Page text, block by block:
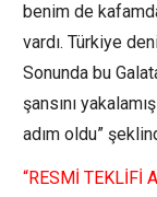
benim de
vardı. Türkiye
Sonunda bu
şansını
adım oldu”
“RESMİ TEKLİFİ